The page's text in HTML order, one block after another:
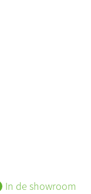
In de showroom